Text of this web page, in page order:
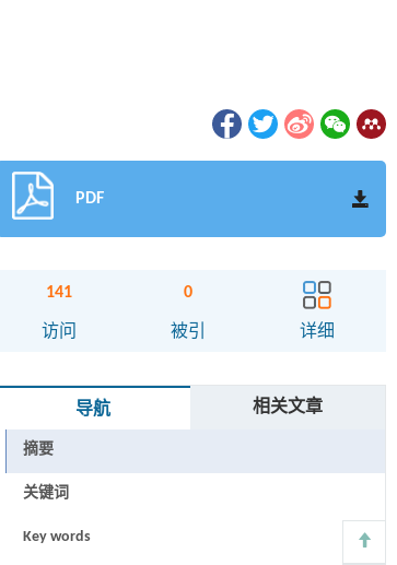
PDF
141
访问
0
被引 详细
导航 相关文章
摘要
关键词
Key words